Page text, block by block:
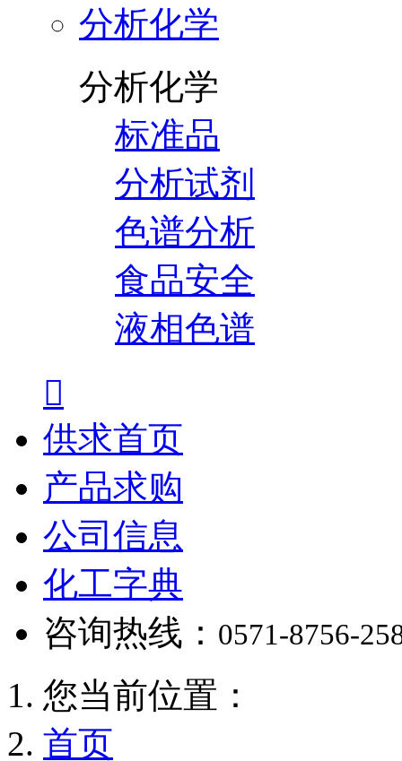
分析化学
分析化学
标准品
分析试剂
色谱分析
食品安全
液相色谱

供求首页
产品求购
公司信息
化工字典
咨询热线： 0571-8756-
您当前位置：
首页